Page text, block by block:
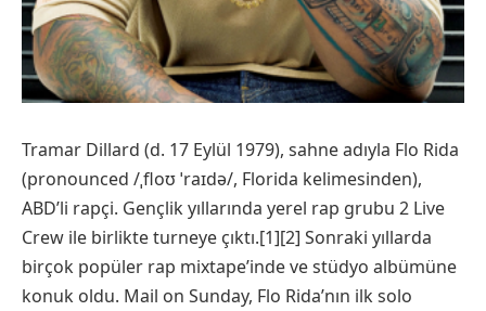
Tramar Dillard (d. 17 Eylül 1979), sahne adıyla Flo Rida
(pronounced /ˌfloʊ ˈraɪdə/, Florida kelimesinden),
ABD’li rapçi. Gençlik yıllarında yerel rap grubu 2 Live
Crew ile birlikte turneye çıktı.[1][2] Sonraki yıllarda
birçok popüler rap mixtape’inde ve stüdyo albümüne
konuk oldu. Mail on Sunday, Flo Rida’nın ilk solo